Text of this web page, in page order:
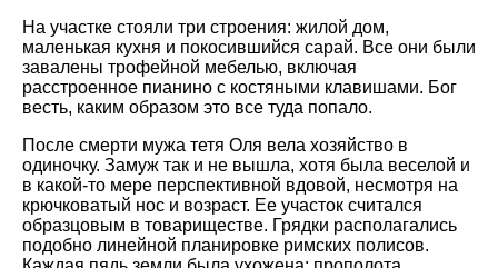
На участке стояли три строения: жилой дом,
маленькая кухня и покосившийся сарай. Все они были
завалены трофейной мебелью, включая
расстроенное пианино с костяными клавишами. Бог
весть, каким образом это все туда попало.
После смерти мужа тетя Оля вела хозяйство в
одиночку. Замуж так и не вышла, хотя была веселой и
в какой-то мере перспективной вдовой, несмотря на
крючковатый нос и возраст. Ее участок считался
образцовым в товариществе. Грядки располагались
подобно линейной планировке римских полисов.